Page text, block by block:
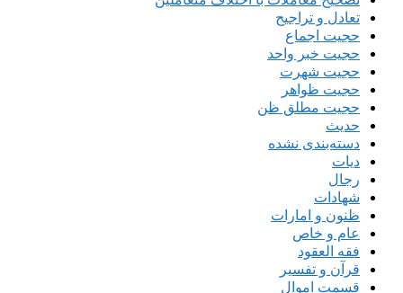
تعادل و تراجیح
حجیت اجماع
حجیت خبر واحد
حجیت شهرت
حجیت ظواهر
حجیت مطلق ظن
حدیث
دسته‌بندی نشده
دیات
رجال
شهادات
ظنون و امارات
عام و خاص
فقه العقود
قرآن و تفسیر
قسمت اموال